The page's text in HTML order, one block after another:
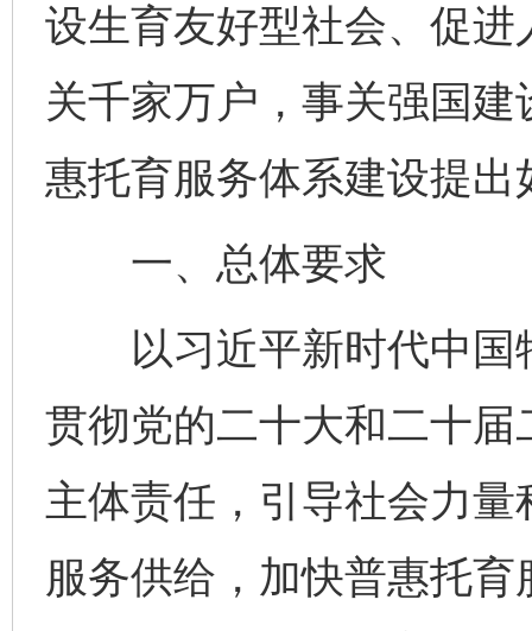
设生育友好型社会、促
关千家万户，事关强国
惠托育服务体系建设提出
一、总体要求
以习近平新时代中国
贯彻党的二十大和二十
主体责任，引导社会力
服务供给，加快普惠托